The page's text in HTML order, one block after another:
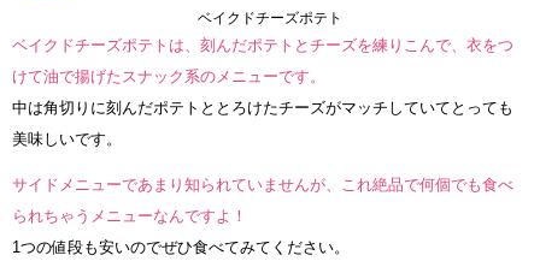
ベイクドチーズポテト
ベイクドチーズポテトは、刻んだポテトとチーズを練りこんで、衣をつ
けて油で揚げたスナック系のメニューです。
中は角切りに刻んだポテトととろけたチーズがマッチしていてとっても
美味しいです。
サイドメニューであまり知られていませんが、これ絶品で何個でも食べ
られちゃうメニューなんですよ！
1つの値段も安いのでぜひ食べてみてください。